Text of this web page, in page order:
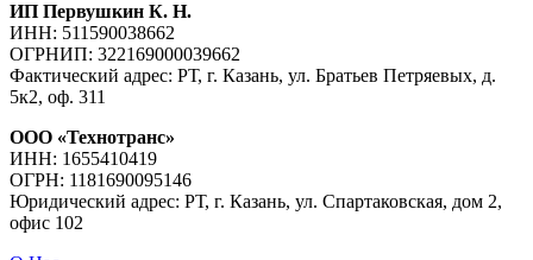
ИП Первушкин К. Н.
ИНН: 511590038662
ОГРНИП: 322169000039662
Фактический адрес: РТ, г. Казань, ул. Братьев Петряевых, д.
5к2, оф. 311
ООО «Технотранс»
ИНН: 1655410419
ОГРН: 1181690095146
Юридический адрес: РТ, г. Казань, ул. Спартаковская, дом 2,
офис 102